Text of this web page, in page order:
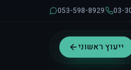
03-
053-598-8929
ייעוץ ראשוני